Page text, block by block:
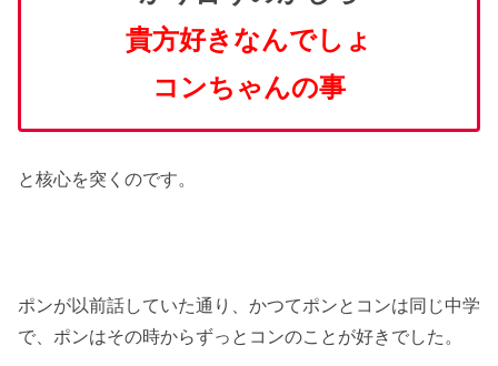
貴方好きなんでしょ
コンちゃんの事
と核心を突くのです。
ポンが以前話していた通り、かつてポンとコンは同じ中学
で、ポンはその時からずっとコンのことが好きでした。